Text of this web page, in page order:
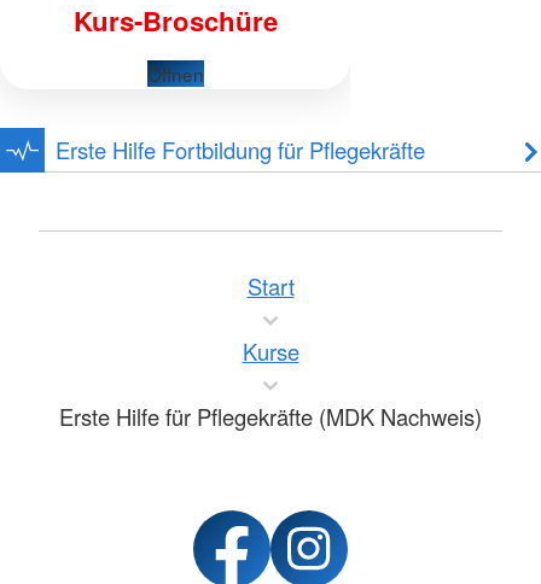
Kurs-Broschüre
Öffnen
Erste Hilfe Fortbildung für Pflegekräfte
Start
Kurse
Erste Hilfe für Pflegekräfte (MDK Nachweis)